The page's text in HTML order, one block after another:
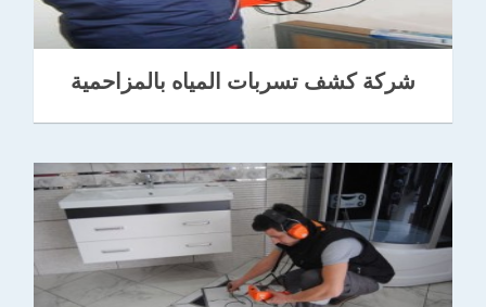
شركة كشف تسربات المياه بالمزاحمية